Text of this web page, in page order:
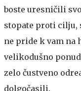
boste uresničili
stopate proti cilju,
ne pride k vam na
velikodušno
zelo čustveno
dolgočasili.